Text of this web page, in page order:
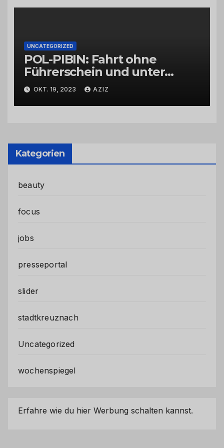
UNCATEGORIZED
POL-PIBIN: Fahrt ohne
Führerschein und unter
Einfluss von Drogen
OKT. 19, 2023 AZIZ
Kategorien
beauty
focus
jobs
presseportal
slider
stadtkreuznach
Uncategorized
wochenspiegel
Erfahre wie du hier Werbung schalten kannst.